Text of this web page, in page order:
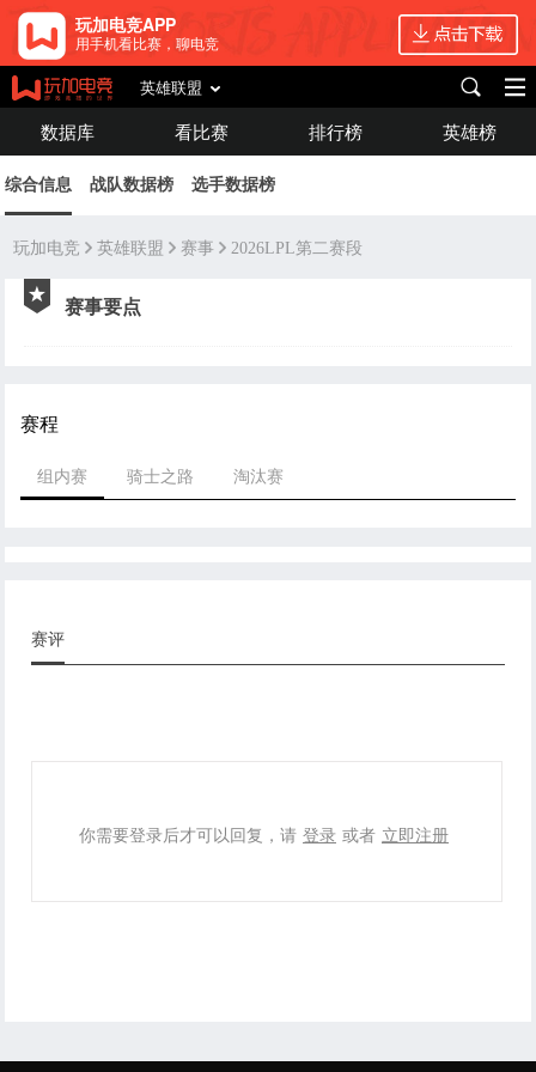
玩加电竞APP
用手机看比赛，聊电竞
英雄联盟
数据库 看比赛 排行榜 英雄榜
综合信息 战队数据榜 选手数据榜
玩加电竞 英雄联盟 赛事 2026LPL第二赛段
赛事要点
赛程
组内赛 骑士之路 淘汰赛
赛评
你需要登录后才可以回复，请 登录 或者 立即注册